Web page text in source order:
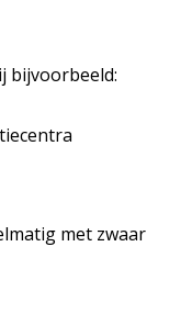
bijvoorbeeld:
met zwaar